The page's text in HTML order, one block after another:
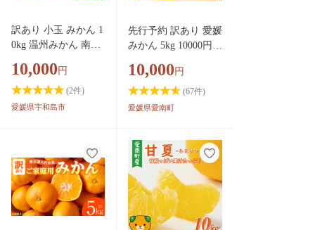
田ファーム 愛南町
愛媛県
訳あり 小玉 みかん 1
0kg 温州みかん 南柑
柑橘倶楽部 温州 蜜
柑 小玉みかん 中生
甘い 果物 くだもの
愛媛ミカン ミカン
わけあり サイズ 不
揃い 産地直送 数量
限定 国産 愛媛 宇和
島 B010-072031
10,000 円
(2件)
愛媛県宇和島市
先行予約 訳あり 愛媛
みかん 5kg 10000円
ん こたつ みかん mik
an 蜜柑 ミカン 家庭
用 産地直送 国産 農
ー ジュース アイス
人気 限定 甘い フル
ーツ 果物 柑橘 先行
事前 予約 受付 ビタ
ミン 美味しい おいし
い サイズ ミックス
10,000 円
(67件)
愛媛県愛南町